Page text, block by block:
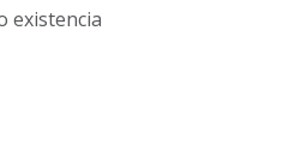
existencia